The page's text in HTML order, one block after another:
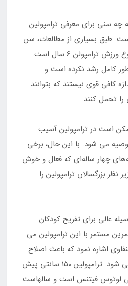
چه سنی برای معرفی ترامپولین
طبق بسیاری از مطالعات، سن
مناسب کودکان برای شروع ورزش ترامپولن 6 سال است.
کامل رشد نکرده است و
کافی قوی نیستند که بتوانند
را تحمل کنند.
است در ترامپولین آسیب
توصیه می شود. با این حال، برخی
چهار ساله‌ای که فعال و خوش
نظر بزرگسالان ترامپولین را
عالی برای تفریح کودکان
مستمر با این ترامپولین می
اشاره نمود که باعث اصلاح
روند سم زادیی در بدن می شود. ترامپولین 150 سانتی پیش
لوتوس فیتنس است و سالهاست